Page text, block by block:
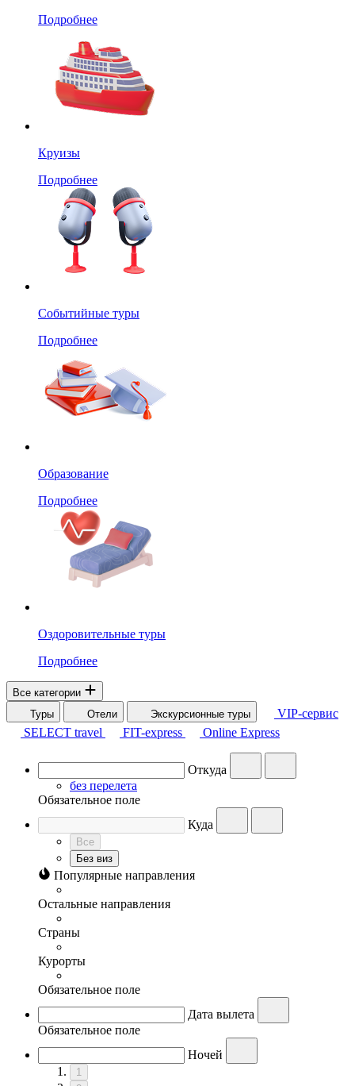
Подробнее
Круизы
Подробнее
Событийные туры
Подробнее
Образование
Подробнее
Оздоровительные туры
Подробнее
Все категории
Туры
Отели Экскурсионные туры
VIP-сервис
SELECT travel
FIT-express Online Express
Откуда
без перелета
Обязательное поле
Куда
Все
Без виз
Популярные направления
Остальные направления
Страны
Курорты
Обязательное поле
Дата вылета
Обязательное поле
Ночей
1